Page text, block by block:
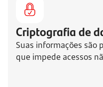
Criptografia de
Suas informações são
que impede acessos